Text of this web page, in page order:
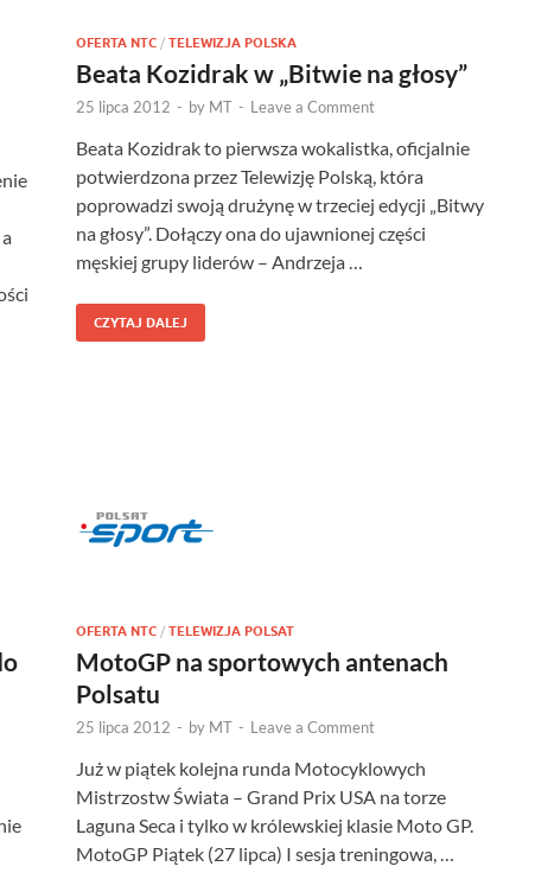
OFERTA NTC / TELEWIZJA POLSKA
Beata Kozidrak w „Bitwie na głosy”
25 lipca 2012 - by MT - Leave a Comment
Beata Kozidrak to pierwsza wokalistka, oficjalnie
potwierdzona przez Telewizję Polską, która
poprowadzi swoją drużynę w trzeciej edycji „Bitwy
na głosy”. Dołączy ona do ujawnionej części
męskiej grupy liderów – Andrzeja …
CZYTAJ DALEJ
OFERTA NTC / TELEWIZJA POLSAT
MotoGP na sportowych antenach
Polsatu
25 lipca 2012 - by MT - Leave a Comment
Już w piątek kolejna runda Motocyklowych
Mistrzostw Świata – Grand Prix USA na torze
Laguna Seca i tylko w królewskiej klasie Moto GP.
MotoGP Piątek (27 lipca) I sesja treningowa, …